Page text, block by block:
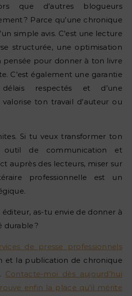
que d’autres blogueurs
? Parce qu’une chronique
simple avis. C’est une lecture
structurée, une optimisation
pensée pour donner à ton livre
C’est également une garantie
respectés et d’une
ton travail d’auteur ou
Si tu veux transformer ton
outil de communication et
auprès des lecteurs, miser sur
professionnelle est un
as-tu envie de donner à
durable ?
de presse professionnels
et la publication de chronique
Contacte-moi dès aujourd’hui
enfin la place qu’il mérite